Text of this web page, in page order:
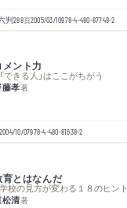
判288頁2005/03/10978-4-480-87748-2
メント力
できる人」はここがちがう
孝著
10/07978-4-480-81638-2
育とはなんだ
校の見方が変わる１８のヒント
清著